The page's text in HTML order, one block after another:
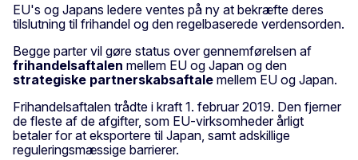
EU's og Japans ledere ventes på ny at bekræfte deres
tilslutning til frihandel og den regelbaserede verdensorden.
Begge parter vil gøre status over gennemførelsen af
frihandelsaftalen mellem EU og Japan og den
strategiske partnerskabsaftale mellem EU og Japan.
Frihandelsaftalen trådte i kraft 1. februar 2019. Den fjerner
de fleste af de afgifter, som EU-virksomheder årligt
betaler for at eksportere til Japan, samt adskillige
reguleringsmæssige barrierer.